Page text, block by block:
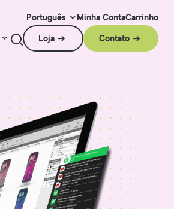
Português Minha ContaCarrinho
Loja Contato